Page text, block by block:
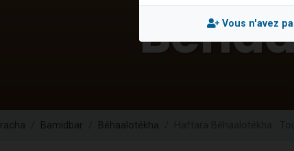
10 personnes viennent de demander une
Bamidbar Béhaalotékha
Vous n'avez